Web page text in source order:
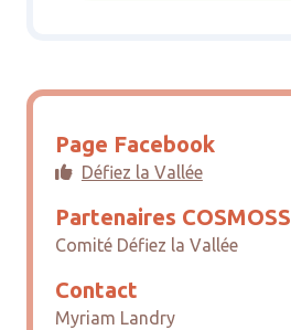
Page Facebook
 Défiez la Vallée
Partenaires COSMOSS
Comité Défiez la Vallée
Contact
Myriam Landry